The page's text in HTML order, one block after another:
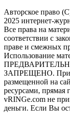
Авторское право
2025 интернет-
Все права на
соответствии с
праве и смежных
Использование
ЗАПРЕЩЕНО. При
размещенной на
ресурсами,
vRINGe.com не
деньги. Если Вы